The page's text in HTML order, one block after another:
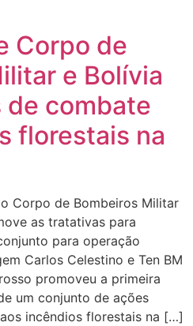
Corpo de
e Bolívia
combate
florestais na
Corpo de Bombeiros Militar
as tratativas para
para operação
Carlos Celestino e Ten BM
promoveu a primeira
um conjunto de ações
incêndios florestais na […]